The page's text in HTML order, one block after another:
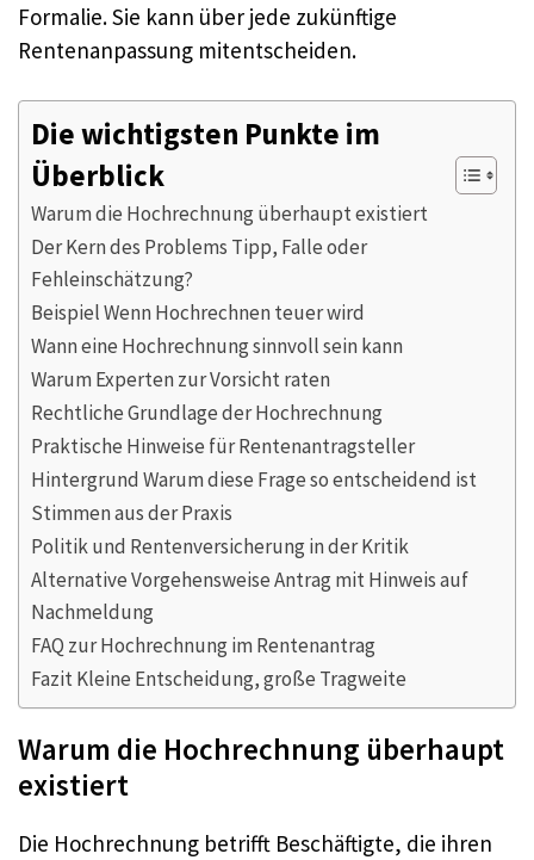
Formalie. Sie kann über jede zukünftige
Rentenanpassung mitentscheiden.
Die wichtigsten Punkte im
Überblick
Warum die Hochrechnung überhaupt existiert
Der Kern des Problems Tipp, Falle oder
Fehleinschätzung?
Beispiel Wenn Hochrechnen teuer wird
Wann eine Hochrechnung sinnvoll sein kann
Warum Experten zur Vorsicht raten
Rechtliche Grundlage der Hochrechnung
Praktische Hinweise für Rentenantragsteller
Hintergrund Warum diese Frage so entscheidend ist
Stimmen aus der Praxis
Politik und Rentenversicherung in der Kritik
Alternative Vorgehensweise Antrag mit Hinweis auf
Nachmeldung
FAQ zur Hochrechnung im Rentenantrag
Fazit Kleine Entscheidung, große Tragweite
Warum die Hochrechnung überhaupt
existiert
Die Hochrechnung betrifft Beschäftigte, die ihren